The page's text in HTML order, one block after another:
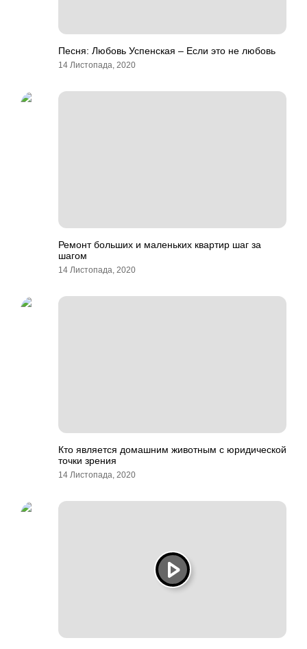
Песня: Любовь Успенская – Если это не любовь
14 Листопада, 2020
Ремонт больших и маленьких квартир шаг за
шагом
14 Листопада, 2020
Кто является домашним животным с юридической
точки зрения
14 Листопада, 2020